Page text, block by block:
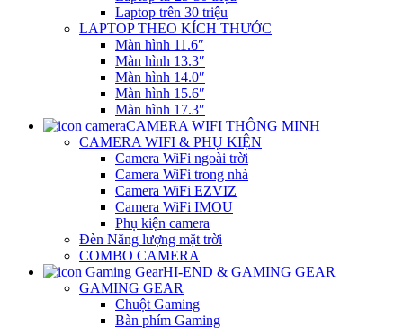
Laptop trên 30 triệu
LAPTOP THEO KÍCH THƯỚC
Màn hình 11.6″
Màn hình 13.3″
Màn hình 14.0″
Màn hình 15.6″
Màn hình 17.3″
CAMERA WIFI THÔNG MINH
CAMERA WIFI & PHỤ KIỆN
Camera WiFi ngoài trời
Camera WiFi trong nhà
Camera WiFi EZVIZ
Camera WiFi IMOU
Phụ kiện camera
Đèn Năng lượng mặt trời
COMBO CAMERA
HI-END & GAMING GEAR
GAMING GEAR
Chuột Gaming
Bàn phím Gaming